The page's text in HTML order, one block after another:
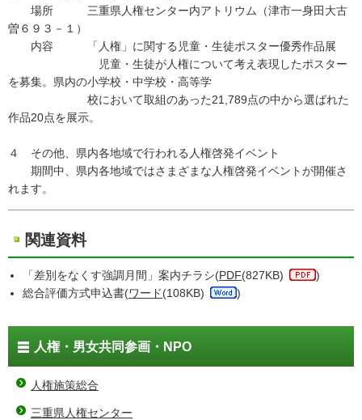
場所 三重県人権センター内アトリウム（津市一身田大古
曽６９３－１）
内容 「人権」に関する児童・生徒ポスター優秀作品展
児童・生徒が人権について考え表現したポスター
を募集。県内の小学校・中学校・高等学
校において取組のあった21,789点の中から選ばれた
作品20点を展示。
４ その他、県内各地域で行われる人権啓発イベント
期間中、県内各地域ではさまざまな人権啓発イベントが開催さ
れます。
関連資料
「差別をなくす強調月間」案内チラシ(PDF(827KB)
)
総合評価方式申込書(ワード(108KB) )
人権・男女共同参画・NPO
人権施策総合
三重県人権センター